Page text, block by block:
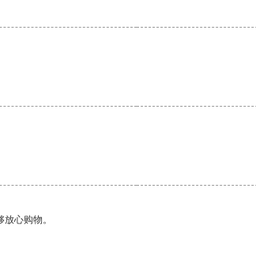
心购物。